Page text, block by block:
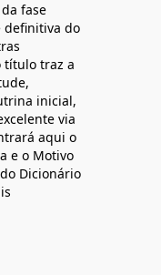
fase
definitiva do
título traz a
inicial,
via
aqui o
e o Motivo
Dicionário